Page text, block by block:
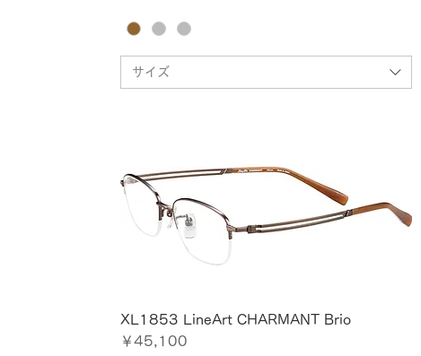
サイズ
XL1853 LineArt CHARMANT Brio
価格
￥45,100